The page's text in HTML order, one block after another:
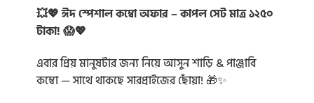
💥💖 ঈদ স্পেশাল কম্বো অফার – কাপল সেট মাত্র ১২৫০
টাকা! 😱💖
এবার প্রিয় মানুষটার জন্য নিয়ে আসুন শাড়ি & পাঞ্জাবি
কম্বো — সাথে থাকছে সারপ্রাইজের ছোঁয়া! 🎁✨